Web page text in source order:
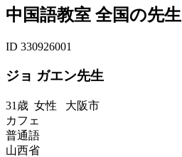
中国語教室 全国の先生
ID 330926001
ジョ ガエン先生
31歳 女性 大阪市
カフェ
普通語
山西省